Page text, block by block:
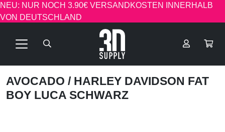
NEU: NUR NOCH 3.90€ VERSANDKOSTEN INNERHALB
VON DEUTSCHLAND
AVOCADO / HARLEY DAVIDSON FAT
BOY LUCA SCHWARZ